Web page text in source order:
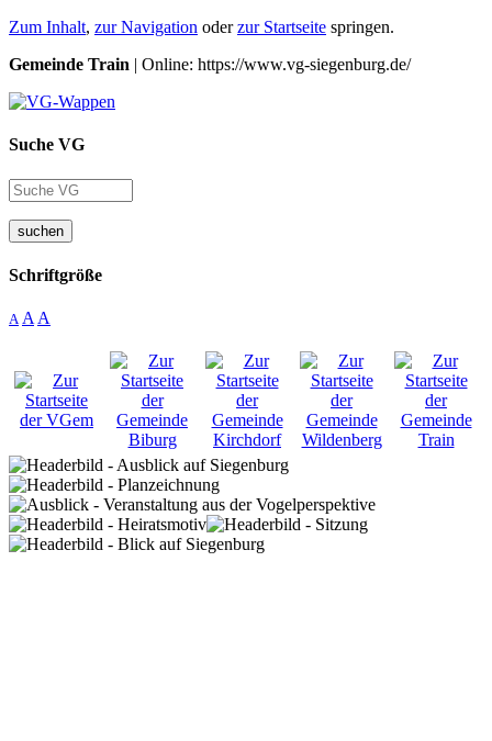
Zum Inhalt, zur Navigation oderzur Startseite springen.
Gemeinde Train | Online: https://www.vg-siegenburg.de/
Suche VG
suchen
Schriftgröße
A A A